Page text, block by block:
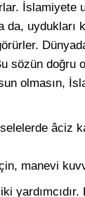
uydukları
doğru
olmasın,
âciz
manevi